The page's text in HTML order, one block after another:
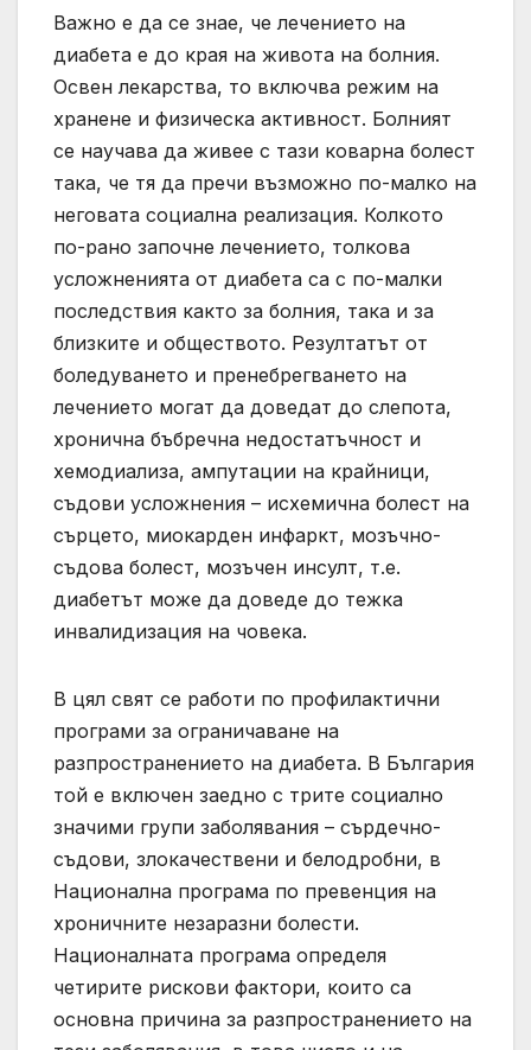
Важно е да се знае, че лечението на
диабета е до края на живота на болния.
Освен лекарства, то включва режим на
хранене и физическа активност. Болният
се научава да живее с тази коварна болест
така, че тя да пречи възможно по-малко на
неговата социална реализация. Колкото
по-рано започне лечението, толкова
усложненията от диабета са с по-малки
последствия както за болния, така и за
близките и обществото. Резултатът от
боледуването и пренебрегването на
лечението могат да доведат до слепота,
хронична бъбречна недостатъчност и
хемодиализа, ампутации на крайници,
съдови усложнения – исхемична болест на
сърцето, миокарден инфаркт, мозъчно-
съдова болест, мозъчен инсулт, т.е.
диабетът може да доведе до тежка
инвалидизация на човека.
В цял свят се работи по профилактични
програми за ограничаване на
разпространението на диабета. В България
той е включен заедно с трите социално
значими групи заболявания – сърдечно-
съдови, злокачествени и белодробни, в
Национална програма по превенция на
хроничните незаразни болести.
Националната програма определя
четирите рискови фактори, които са
основна причина за разпространението на